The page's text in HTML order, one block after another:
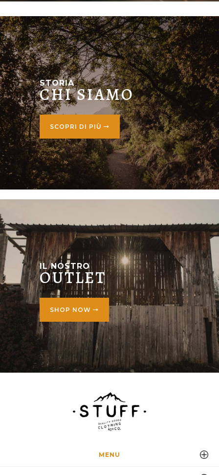
STORIA
CHI SIAMO
SCOPRI DI PIÙ
IL NOSTRO
OUTLET
SHOP NOW
MENU